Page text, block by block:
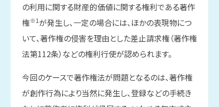
の利用に関する財産的価値に関する権利である著作
権※1が発生し、一定の場合には、ほかの表現物につ
いて、著作権の侵害を理由とした差止請求権（著作権
法第112条）などの権利行使が認められます。
今回のケースで著作権法が問題となるのは、著作権
が創作行為により当然に発生し、登録などの手続き